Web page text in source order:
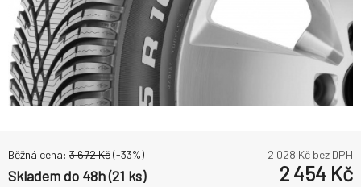
Běžná cena: 3 672Kč(-33%) 2 028 Kč bez DPH
Skladem do 48h (21 ks) 2 454 Kč